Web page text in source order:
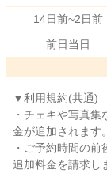
14日前~2日前
前日当日
▼利用規約(共通)
・チェキや写真
金が追加されます。
・ご予約時間の
追加料金を請求し